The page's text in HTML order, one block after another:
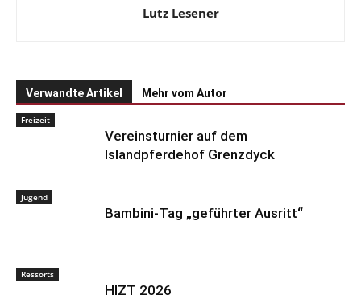
Lutz Lesener
Verwandte Artikel Mehr vom Autor
Freizeit
Vereinsturnier auf dem
Islandpferdehof Grenzdyck
Jugend
Bambini-Tag „geführter Ausritt“
Ressorts
HIZT 2026